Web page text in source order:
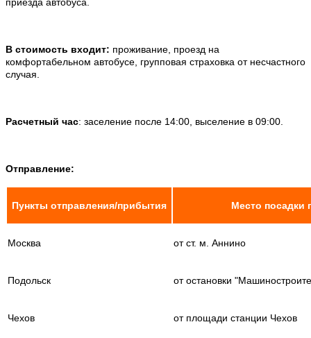
приезда автобуса.
В стоимость входит: проживание, проезд на
комфортабельном автобусе, групповая страховка от несчастного
случая.
Расчетный час: заселение после 14:00, выселение в 09:00.
Отправление:
Пункты отправления/прибытия Место посадки
Москва от ст. м. Аннино
Подольск от остановки
Чехов от площади станции Чехов